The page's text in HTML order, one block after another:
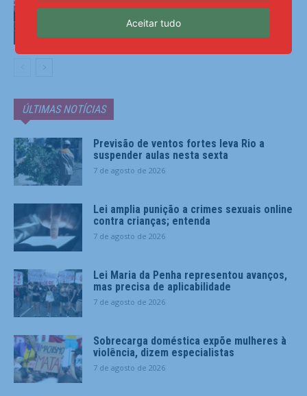
Últimas Notícias
avanços, mas precisa de aplicabilidade
ÚLTIMAS NOTÍCIAS
Previsão de ventos fortes leva Rio a
suspender aulas nesta sexta
7 de agosto de 2026
Lei amplia punição a crimes sexuais online
contra crianças; entenda
7 de agosto de 2026
Lei Maria da Penha representou avanços,
mas precisa de aplicabilidade
7 de agosto de 2026
Sobrecarga doméstica expõe mulheres à
violência, dizem especialistas
7 de agosto de 2026
Aceitar tudo